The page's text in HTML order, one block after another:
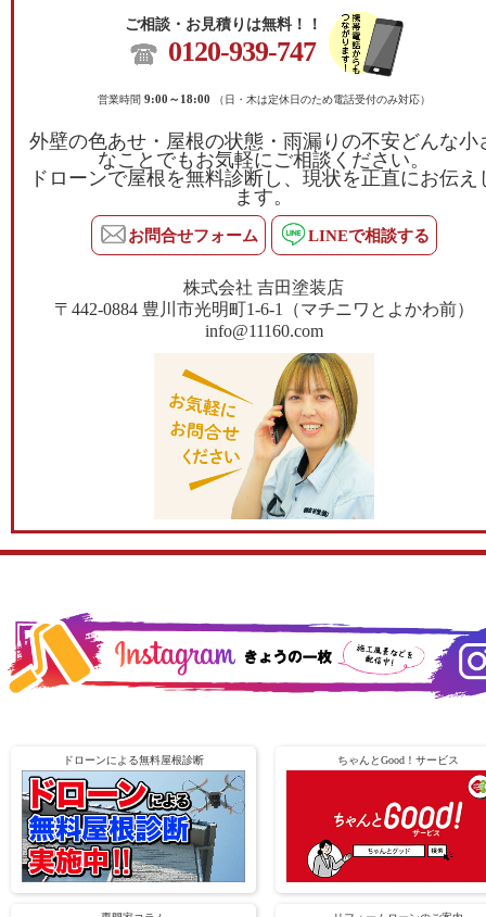
ご相談・お見積りは無料！！
0120-939-747
営業時間 9:00～18:00 （日・木は定休日のため電話受付のみ対応）
外壁の色あせ・屋根の状態・雨漏りの不安どんな小
なことでもお気軽にご相談ください。
ドローンで屋根を無料診断し、現状を正直にお伝え
ます。
お問合せフォーム LINEで相談する
株式会社 吉田塗装店
〒442-0884 豊川市光明町1-6-1（マチニワとよかわ前）
info@11160.com
ドローンによる無料屋根診断 ちゃんとGood！サービス